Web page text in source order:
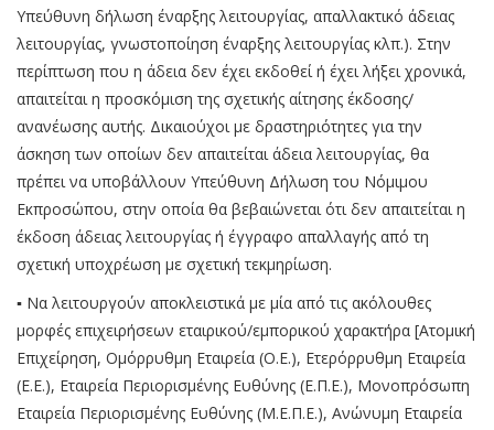
Υπεύθυνη δήλωση έναρξης λειτουργίας, απαλλακτικό άδειας
λειτουργίας, γνωστοποίηση έναρξης λειτουργίας κλπ.). Στην
περίπτωση που η άδεια δεν έχει εκδοθεί ή έχει λήξει χρονικά,
απαιτείται η προσκόμιση της σχετικής αίτησης έκδοσης/
ανανέωσης αυτής. Δικαιούχοι με δραστηριότητες για την
άσκηση των οποίων δεν απαιτείται άδεια λειτουργίας, θα
πρέπει να υποβάλλουν Υπεύθυνη Δήλωση του Νόμιμου
Εκπροσώπου, στην οποία θα βεβαιώνεται ότι δεν απαιτείται η
έκδοση άδειας λειτουργίας ή έγγραφο απαλλαγής από τη
σχετική υποχρέωση με σχετική τεκμηρίωση.
▪ Να λειτουργούν αποκλειστικά με μία από τις ακόλουθες
μορφές επιχειρήσεων εταιρικού/εμπορικού χαρακτήρα [Ατομική
Επιχείρηση, Ομόρρυθμη Εταιρεία (Ο.Ε.), Ετερόρρυθμη Εταιρεία
(Ε.Ε.), Εταιρεία Περιορισμένης Ευθύνης (Ε.Π.Ε.), Μονοπρόσωπη
Εταιρεία Περιορισμένης Ευθύνης (Μ.Ε.Π.Ε.), Ανώνυμη Εταιρεία